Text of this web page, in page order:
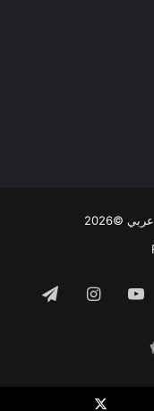
©2026
‫YouTubeانستقرام
على